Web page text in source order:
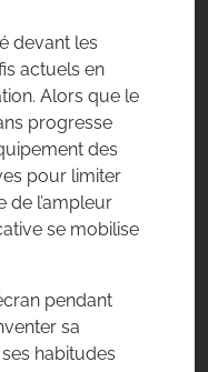
devant les
actuels en
Alors que le
progresse
des
pour limiter
de l’ampleur
se mobilise
pendant
sa
habitudes